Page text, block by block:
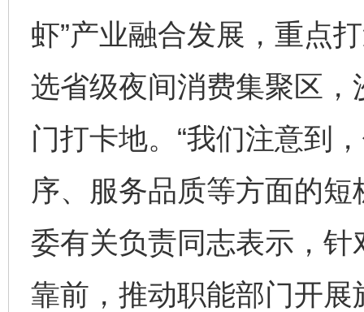
虾”产业融合发展，重点
选省级夜间消费集聚区
门打卡地。“我们注意到
序、服务品质等方面的
委有关负责同志表示，
靠前，推动职能部门开